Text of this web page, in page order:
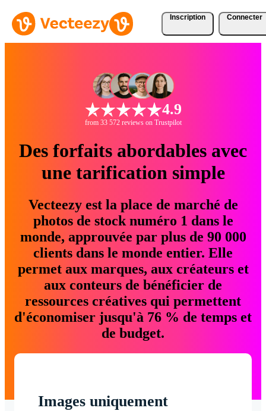
Inscription Connecter
4.9
from 33 572 reviews on Trustpilot
Des forfaits abordables avec
une tarification simple
Vecteezy est la place de marché de
photos de stock numéro 1 dans le
monde, approuvée par plus de 90 000
clients dans le monde entier. Elle
permet aux marques, aux créateurs et
aux conteurs de bénéficier de
ressources créatives qui permettent
d'économiser jusqu'à 76 % de temps et
de budget.
Images uniquement